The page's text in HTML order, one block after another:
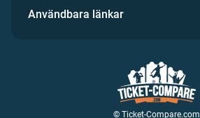
© Ticket-Compare.com
Användbara länkar